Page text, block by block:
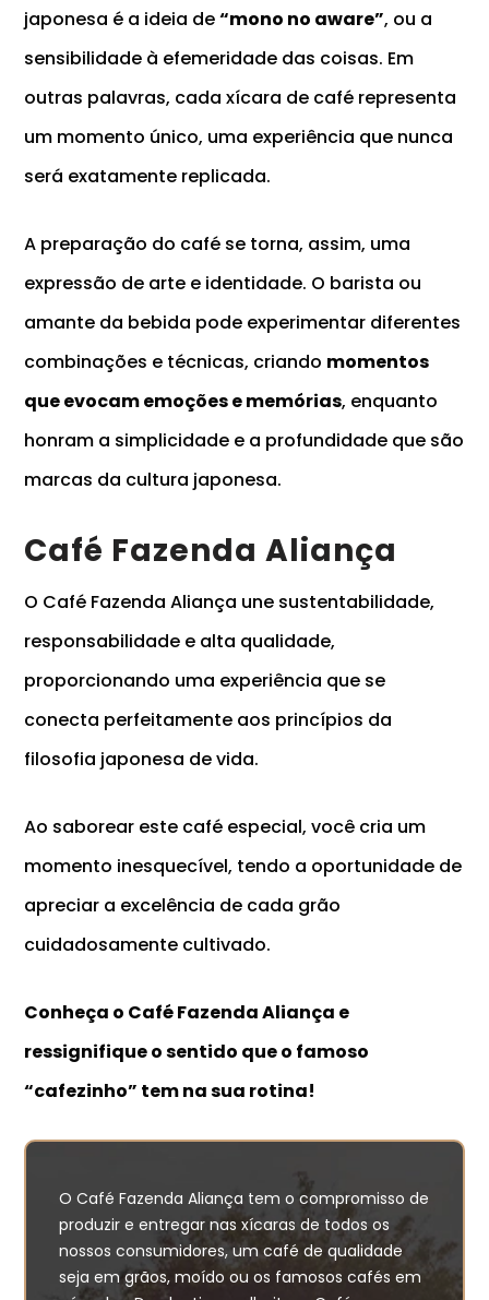
japonesa é a ideia de“mono no aware”, ou a
sensibilidade à efemeridade das coisas. Em
outras palavras, cada xícara de café representa
um momento único, uma experiência que nunca
será exatamente replicada.
A preparação do café se torna, assim, uma
expressão de arte e identidade. O barista ou
amante da bebida pode experimentar diferentes
combinações e técnicas, criando momentos
que evocam emoções e memórias, enquanto
honram a simplicidade e a profundidade que são
marcas da cultura japonesa.
Café Fazenda Aliança
O Café Fazenda Aliança une sustentabilidade,
responsabilidade e alta qualidade,
proporcionando uma experiência que se
conecta perfeitamente aos princípios da
filosofia japonesa de vida.
Ao saborear este café especial, você cria um
momento inesquecível, tendo a oportunidade de
apreciar a excelência de cada grão
cuidadosamente cultivado.
Conheça o Café Fazenda Aliança e
ressignifique o sentido que o famoso
“cafezinho” tem na sua rotina!
O Café Fazenda Aliança tem o compromisso de
produzir e entregar nas xícaras de todos os
nossos consumidores, um café de qualidade
seja em grãos, moído ou os famosos cafés em